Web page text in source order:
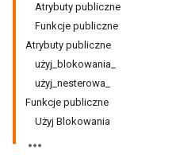
Atrybuty publiczne
Funkcje publiczne
Atrybuty publiczne
użyj_blokowania_
użyj_nesterowa_
Funkcje publiczne
Użyj Blokowania